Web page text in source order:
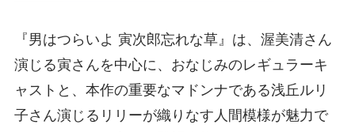
『男はつらいよ 寅次郎忘れな草』は、渥美清さん
演じる寅さんを中心に、おなじみのレギュラーキ
ャストと、本作の重要なマドンナである浅丘ルリ
子さん演じるリリーが織りなす人間模様が魅力で